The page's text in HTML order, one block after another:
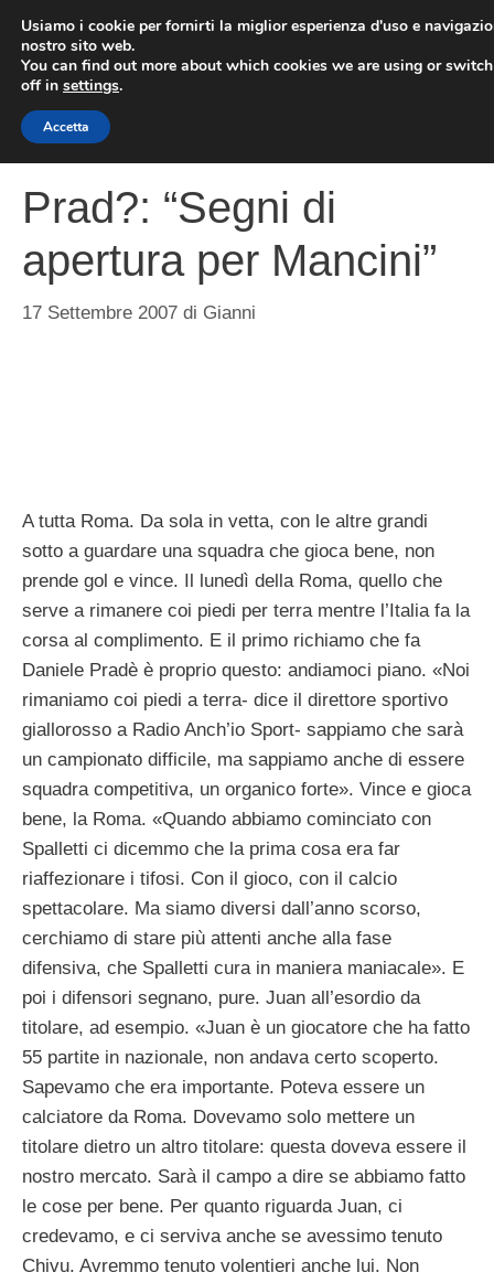
contenuto
Prad?: “Segni di
apertura per Mancini”
17 Settembre 2007 di Gianni
A tutta Roma. Da sola in vetta, con le altre grandi
sotto a guardare una squadra che gioca bene, non
prende gol e vince. Il lunedì della Roma, quello che
serve a rimanere coi piedi per terra mentre l’Italia fa la
corsa al complimento. E il primo richiamo che fa
Daniele Pradè è proprio questo: andiamoci piano. «Noi
rimaniamo coi piedi a terra- dice il direttore sportivo
giallorosso a Radio Anch’io Sport- sappiamo che sarà
un campionato difficile, ma sappiamo anche di essere
squadra competitiva, un organico forte». Vince e gioca
bene, la Roma. «Quando abbiamo cominciato con
Spalletti ci dicemmo che la prima cosa era far
riaffezionare i tifosi. Con il gioco, con il calcio
spettacolare. Ma siamo diversi dall’anno scorso,
cerchiamo di stare più attenti anche alla fase
difensiva, che Spalletti cura in maniera maniacale». E
poi i difensori segnano, pure. Juan all’esordio da
titolare, ad esempio. «Juan è un giocatore che ha fatto
55 partite in nazionale, non andava certo scoperto.
Sapevamo che era importante. Poteva essere un
calciatore da Roma. Dovevamo solo mettere un
titolare dietro un altro titolare: questa doveva essere il
nostro mercato. Sarà il campo a dire se abbiamo fatto
le cose per bene. Per quanto riguarda Juan, ci
credevamo, e ci serviva anche se avessimo tenuto
Chivu. Avremmo tenuto volentieri anche lui. Non
Usiamo i cookie per fornirti la miglior esperienza d'uso e
nostro sito web.
You can find out more about which cookies we are using or
off in settings.
Accetta